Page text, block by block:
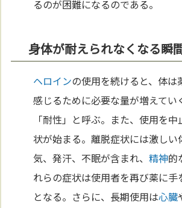
るのが困難になるのである。
身体が耐えられなくなる瞬
ヘロインの使用を続けると、体は
感じるために必要な量が増えてい
「耐性」と呼ぶ。また、使用を
状が始まる。離脱症状には激しい
気、発汗、不眠が含まれ、精神的
れらの症状は使用者を再び薬に手
となる。さらに、長期使用は心臓